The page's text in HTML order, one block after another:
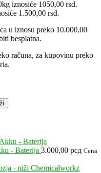
iznosiće 1050,00 rsd.
1.500,00 rsd.
u iznosu preko 10.000,00
besplatna.
računa, za kupovinu preko
- Baterija 3.000,00 рсд Cena
Chemicalworkz